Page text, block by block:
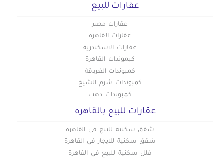
عقارات للبيع
عقارات مصر
عقارات القاهرة
عقارات الاسكندرية
كبموندات القاهرة
كمبوندات الغردقة
كمبوندات شرم الشيخ
كمبوندات دهب
عقارات للبيع بالقاهره
شقق سكنية للبيع في القاهرة
شقق سكنية للايجار في القاهرة
فلل سكنية للبيع في القاهرة